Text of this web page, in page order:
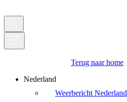
Terug naar home
Nederland
Weerbericht Nederland